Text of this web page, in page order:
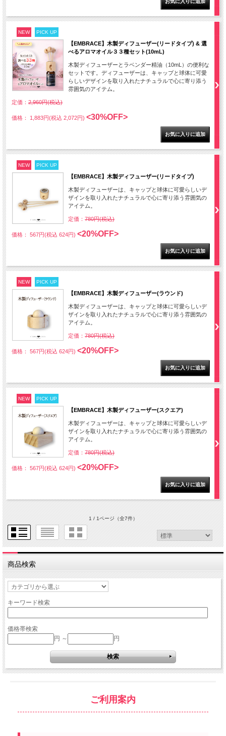
NEW PICK UP
【EMBRACE】木製ディフューザー(リードタイプ) & 選
べるアロマオイル３３種セット(10mL)
木製ディフューザーとラベンダー精油（10mL）の便利な
セットです。ディフューザーは、キャップと球体に可愛
らしいデザインを取り入れたナチュラルで心に寄り添う
雰囲気のアイテム。
定価： 2,960円(税込)
価格： 1,883円(税込 2,072円) <30%OFF>
NEW PICK UP
【EMBRACE】木製ディフューザー(リードタイプ)
木製ディフューザーは、キャップと球体に可愛らしいデ
ザインを取り入れたナチュラルで心に寄り添う雰囲気の
アイテム。
定価： 780円(税込)
価格： 567円(税込 624円) <20%OFF>
NEW PICK UP
【EMBRACE】木製ディフューザー(ラウンド)
木製ディフューザーは、キャップと球体に可愛らしいデ
ザインを取り入れたナチュラルで心に寄り添う雰囲気の
アイテム。
定価： 780円(税込)
価格： 567円(税込 624円) <20%OFF>
NEW PICK UP
【EMBRACE】木製ディフューザー(スクエア)
木製ディフューザーは、キャップと球体に可愛らしいデ
ザインを取り入れたナチュラルで心に寄り添う雰囲気の
アイテム。
定価： 780円(税込)
価格： 567円(税込 624円) <20%OFF>
1 / 1ページ（全7件）
商品検索
キーワード検索
価格帯検索
円 ～
円
ご利用案内